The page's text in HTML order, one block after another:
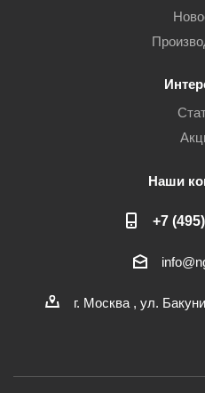
Наши
+7
г. Москва , ул.